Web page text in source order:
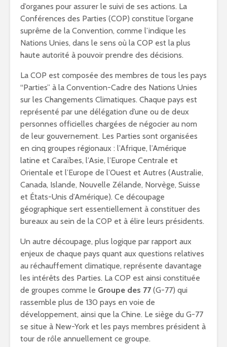
d’organes pour assurer le suivi de ses actions. La
Conférences des Parties (COP) constitue l’organe
suprême de la Convention, comme l’indique les
Nations Unies, dans le sens où la COP est la plus
haute autorité à pouvoir prendre des décisions.
La COP est composée des membres de tous les pays
“Parties” à la Convention-Cadre des Nations Unies
sur les Changements Climatiques. Chaque pays est
représenté par une délégation d’une ou de deux
personnes officielles chargées de négocier au nom
de leur gouvernement. Les Parties sont organisées
en cinq groupes régionaux : l’Afrique, l’Amérique
latine et Caraïbes, l’Asie, l’Europe Centrale et
Orientale et l’Europe de l’Ouest et Autres (Australie,
Canada, Islande, Nouvelle Zélande, Norvège, Suisse
et États-Unis d’Amérique). Ce découpage
géographique sert essentiellement à constituer des
bureaux au sein de la COP et à élire leurs présidents.
Un autre découpage, plus logique par rapport aux
enjeux de chaque pays quant aux questions relatives
au réchauffement climatique, représente davantage
les intérêts des Parties. La COP est ainsi constituée
de groupes comme le Groupe des 77(G-77) qui
rassemble plus de 130 pays en voie de
développement, ainsi que la Chine. Le siège du G-77
se situe à New-York et les pays membres président à
tour de rôle annuellement ce groupe.